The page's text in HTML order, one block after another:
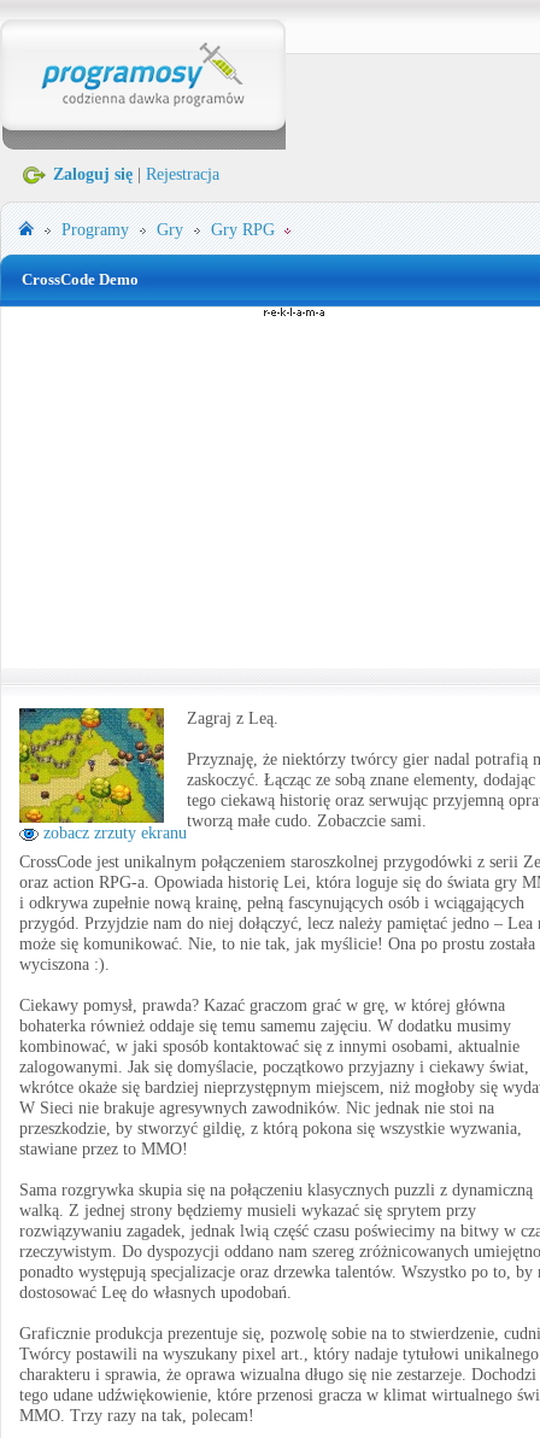
Zaloguj się Rejestracja
Programy Gry Gry RPG
CrossCode Demo
zobacz zrzuty ekranu
Zagraj z Leą.
Przyznaję, że niektórzy twórcy gier nadal potrafią
zaskoczyć. Łącząc ze sobą znane elementy, dodając
tego ciekawą historię oraz serwując przyjemną
tworzą małe cudo. Zobaczcie sami.
CrossCode jest unikalnym połączeniem staroszkolnej przygodówki z serii
oraz action RPG-a. Opowiada historię Lei, która loguje się do świata gry
i odkrywa zupełnie nową krainę, pełną fascynujących osób i wciągających
przygód. Przyjdzie nam do niej dołączyć, lecz należy pamiętać jedno – Lea
może się komunikować. Nie, to nie tak, jak myślicie! Ona po prostu została
wyciszona :).
Ciekawy pomysł, prawda? Kazać graczom grać w grę, w której główna
bohaterka również oddaje się temu samemu zajęciu. W dodatku musimy
kombinować, w jaki sposób kontaktować się z innymi osobami, aktualnie
zalogowanymi. Jak się domyślacie, początkowo przyjazny i ciekawy świat,
wkrótce okaże się bardziej nieprzystępnym miejscem, niż mogłoby się
W Sieci nie brakuje agresywnych zawodników. Nic jednak nie stoi na
przeszkodzie, by stworzyć gildię, z którą pokona się wszystkie wyzwania,
stawiane przez to MMO!
Sama rozgrywka skupia się na połączeniu klasycznych puzzli z dynamiczną
walką. Z jednej strony będziemy musieli wykazać się sprytem przy
rozwiązywaniu zagadek, jednak lwią część czasu poświecimy na bitwy w
rzeczywistym. Do dyspozycji oddano nam szereg zróżnicowanych
ponadto występują specjalizacje oraz drzewka talentów. Wszystko po to, by
dostosować Leę do własnych upodobań.
Graficznie produkcja prezentuje się, pozwolę sobie na to stwierdzenie,
Twórcy postawili na wyszukany pixel art., który nadaje tytułowi unikalnego
charakteru i sprawia, że oprawa wizualna długo się nie zestarzeje. Dochodzi
tego udane udźwiękowienie, które przenosi gracza w klimat wirtualnego
MMO. Trzy razy na tak, polecam!